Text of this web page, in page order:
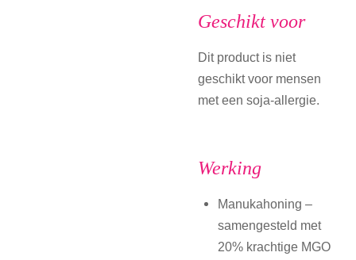
Geschikt voor
Dit product is niet
geschikt voor mensen
met een soja-allergie.
Werking
Manukahoning –
samengesteld met
20% krachtige MGO